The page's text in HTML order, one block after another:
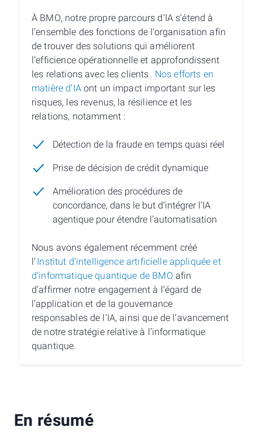
À BMO, notre propre parcours d’IA s’étend à
l’ensemble des fonctions de l’organisation afin
de trouver des solutions qui améliorent
l’efficience opérationnelle et approfondissent
les relations avec les clients. Nos efforts en
matière d’IAont un impact important sur les
risques, les revenus, la résilience et les
relations, notamment :
Détection de la fraude en temps quasi réel
Prise de décision de crédit dynamique
Amélioration des procédures de
concordance, dans le but d’intégrer l’IA
agentique pour étendre l’automatisation
Nous avons également récemment créé
l’Institut d’intelligence artificielle appliquée et
d’informatique quantique de BMO afin
d’affirmer notre engagement à l’égard de
l’application et de la gouvernance
responsables de l’IA, ainsi que de l’avancement
de notre stratégie relative à l’informatique
quantique.
En résumé